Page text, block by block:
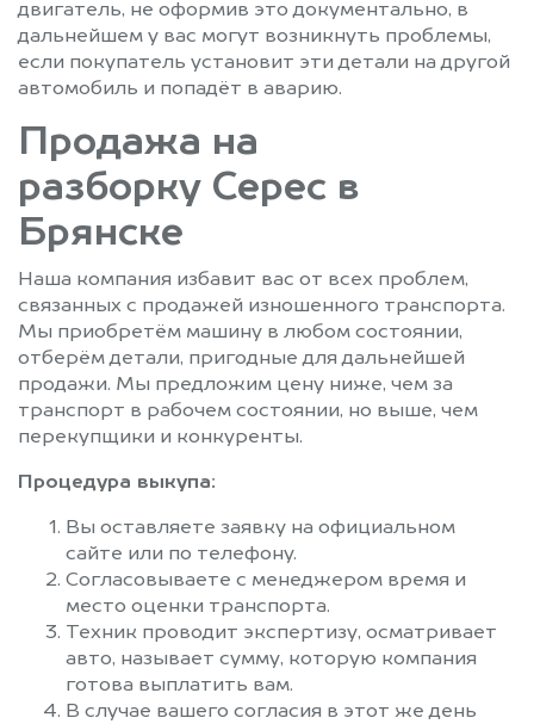
двигатель, не оформив это документально, в
дальнейшем у вас могут возникнуть проблемы,
если покупатель установит эти детали на другой
автомобиль и попадёт в аварию.
Продажа на
разборку Серес в
Брянске
Наша компания избавит вас от всех проблем,
связанных с продажей изношенного транспорта.
Мы приобретём машину в любом состоянии,
отберём детали, пригодные для дальнейшей
продажи. Мы предложим цену ниже, чем за
транспорт в рабочем состоянии, но выше, чем
перекупщики и конкуренты.
Процедура выкупа:
Вы оставляете заявку на официальном
сайте или по телефону.
Согласовываете с менеджером время и
место оценки транспорта.
Техник проводит экспертизу, осматривает
авто, называет сумму, которую компания
готова выплатить вам.
В случае вашего согласия в этот же день